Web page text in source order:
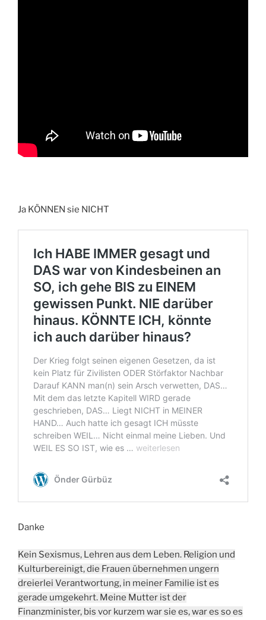
Ja KÖNNEN sie NICHT
Danke
Kein Sexismus, Lehren aus dem Leben. Religion und
Kulturbereinigt, die Frauen übernehmen ungern
dreierlei Verantwortung, in meiner Familie ist es
gerade umgekehrt. Meine Mutter ist der
Finanzminister, bis vor kurzem war sie es, war es so es